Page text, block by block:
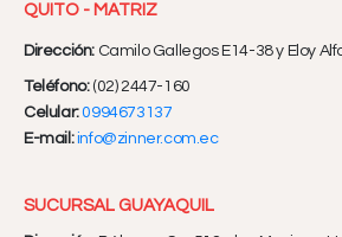
QUITO - MATRIZ
Dirección: Camilo Gallegos E14-38 y Eloy
Teléfono:(02) 2447-160
Celular:0994673137
E-mail:info@zinner.com.ec
SUCURSAL GUAYAQUIL